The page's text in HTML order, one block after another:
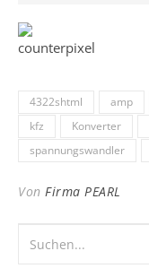
4322shtml amp
kfz
Konverter
spannungswandler
Von Firma PEARL